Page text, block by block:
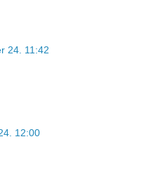
24. 11:42
12:00